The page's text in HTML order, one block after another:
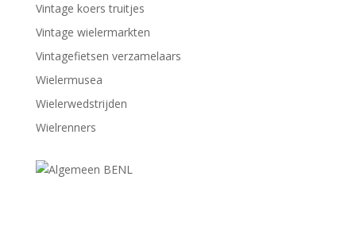
Vintage koers truitjes
Vintage wielermarkten
Vintagefietsen verzamelaars
Wielermusea
Wielerwedstrijden
Wielrenners